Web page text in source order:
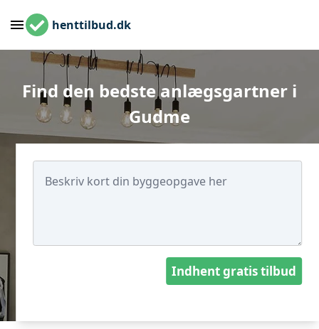
henttilbud.dk
Find den bedste anlægsgartner i
Gudme
Indhent gratis tilbud